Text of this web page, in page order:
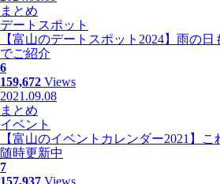
まとめ
デートスポット
【富山のデートスポット2024】雨の
でご紹介
6
159,672 Views
2021.09.08
まとめ
イベント
【富山のイベントカレンダー2021】
随時更新中
7
157,937 Views